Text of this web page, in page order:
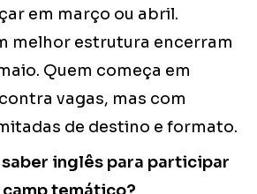
em março ou abril.
melhor estrutura encerram
Quem começa em
vagas, mas com
de destino e formato.
inglês para participar